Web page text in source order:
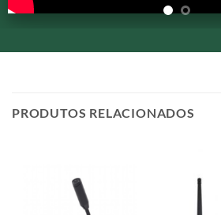
PRODUTOS RELACIONADOS